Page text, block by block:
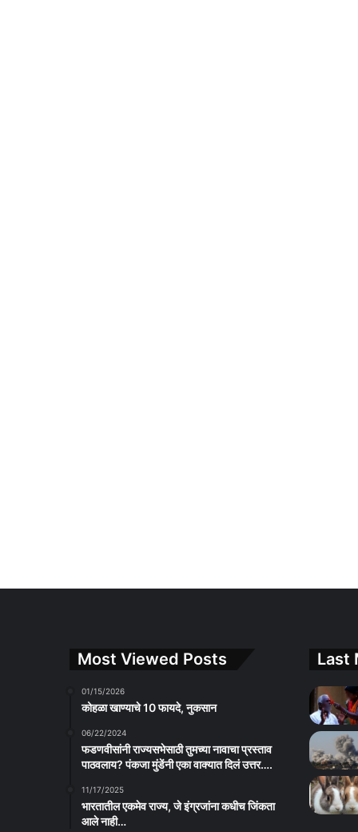
Most Viewed Posts
01/15/2026
कोहळा खाण्याचे 10 फायदे, नुकसान
06/22/2024
फडणवीसांनी राज्यसभेसाठी तुमच्या नावाचा प्रस्ताव
पाठवलाय? पंकजा मुंडेंनी एका वाक्यात दिलं उत्तर….
11/17/2025
भारतातील एकमेव राज्य, जे इंग्रजांना कधीच जिंकता
आले नाही…
Last